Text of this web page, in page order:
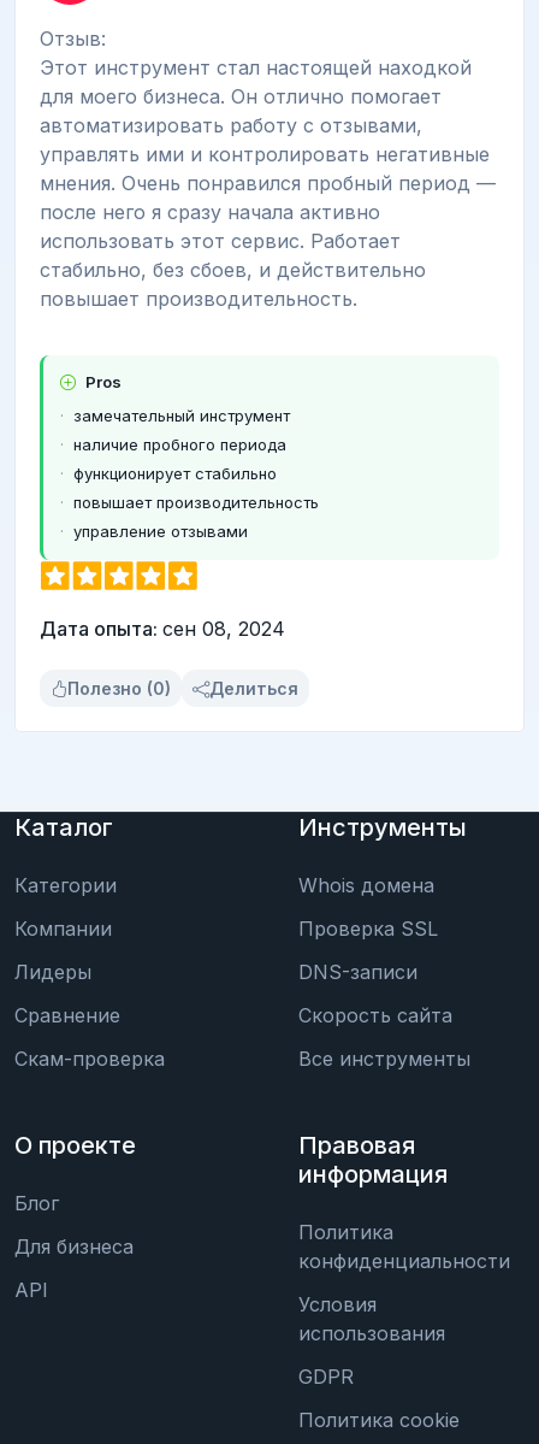
Отзыв:
Этот инструмент стал настоящей находкой
для моего бизнеса. Он отлично помогает
автоматизировать работу с отзывами,
управлять ими и контролировать негативные
мнения. Очень понравился пробный период —
после него я сразу начала активно
использовать этот сервис. Работает
стабильно, без сбоев, и действительно
повышает производительность.
Pros
замечательный инструмент
наличие пробного периода
функционирует стабильно
повышает производительность
управление отзывами
Дата опыта: сен 08, 2024
Полезно (0) Делиться
Каталог
Категории
Компании
Лидеры
Сравнение
Скам-проверка
Инструменты
Whois домена
Проверка SSL
DNS-записи
Скорость сайта
Все инструменты
О проекте
Блог
Для бизнеса
API
Правовая
информация
Политика
конфиденциальности
Условия
использования
GDPR
Политика cookie